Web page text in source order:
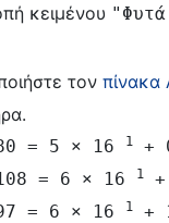
κειμένου
τον πίνακα
= 5 × 16 1 +
= 6 × 16 1
= 6 × 16 1 +